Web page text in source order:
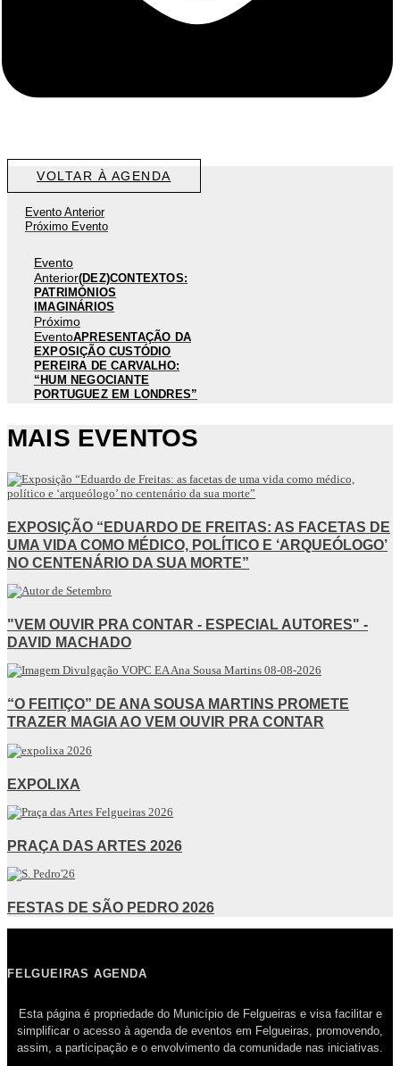
VOLTAR À AGENDA
Evento Anterior
Próximo Evento
Evento
Anterior(DEZ)CONTEXTOS:
PATRIMÓNIOS
IMAGINÁRIOS
Próximo
EventoAPRESENTAÇÃO DA
EXPOSIÇÃO CUSTÓDIO
PEREIRA DE CARVALHO:
“HUM NEGOCIANTE
PORTUGUEZ EM LONDRES”
MAIS EVENTOS
EXPOSIÇÃO “EDUARDO DE FREITAS: AS FACETAS DE
UMA VIDA COMO MÉDICO, POLÍTICO E ‘ARQUEÓLOGO’
NO CENTENÁRIO DA SUA MORTE”
"VEM OUVIR PRA CONTAR - ESPECIAL AUTORES" -
DAVID MACHADO
“O FEITIÇO” DE ANA SOUSA MARTINS PROMETE
TRAZER MAGIA AO VEM OUVIR PRA CONTAR
EXPOLIXA
PRAÇA DAS ARTES 2026
FESTAS DE SÃO PEDRO 2026
FELGUEIRAS AGENDA
Esta página é propriedade do Município de Felgueiras e visa facilitar e
simplificar o acesso à agenda de eventos em Felgueiras, promovendo,
assim, a participação e o envolvimento da comunidade nas iniciativas.